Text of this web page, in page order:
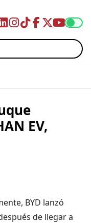
EV,
BYD lanzó
de llegar a